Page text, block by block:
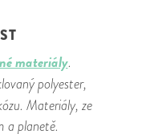
materiály.
polyester,
Materiály, ze
a planetě.